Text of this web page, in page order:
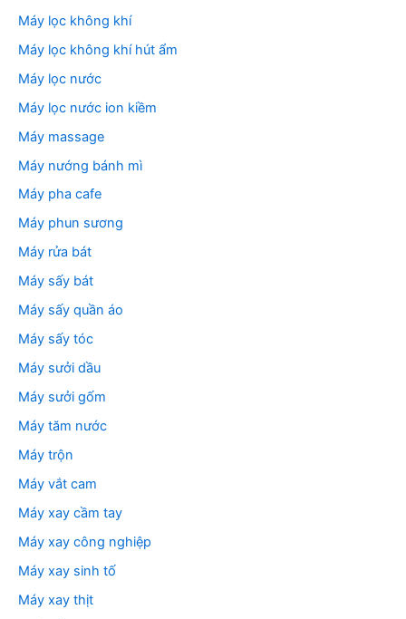
Máy lọc không khí
Máy lọc không khí hút ẩm
Máy lọc nước
Máy lọc nước ion kiềm
Máy massage
Máy nướng bánh mì
Máy pha cafe
Máy phun sương
Máy rửa bát
Máy sấy bát
Máy sấy quần áo
Máy sấy tóc
Máy sưởi dầu
Máy sưởi gốm
Máy tăm nước
Máy trộn
Máy vắt cam
Máy xay cầm tay
Máy xay công nghiệp
Máy xay sinh tố
Máy xay thịt